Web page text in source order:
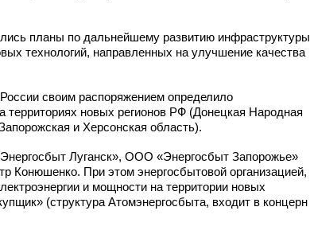
планы по дальнейшему развитию инфраструктуры
технологий, направленных на улучшение качества
своим распоряжением определило
территориях новых регионов РФ (Донецкая Народная
и Херсонская область).
Луганск», ООО «Энергосбыт Запорожье»
Конюшенко. При этом энергосбытовой организацией,
и мощности на территории новых
(структура Атомэнергосбыта, входит в концерн